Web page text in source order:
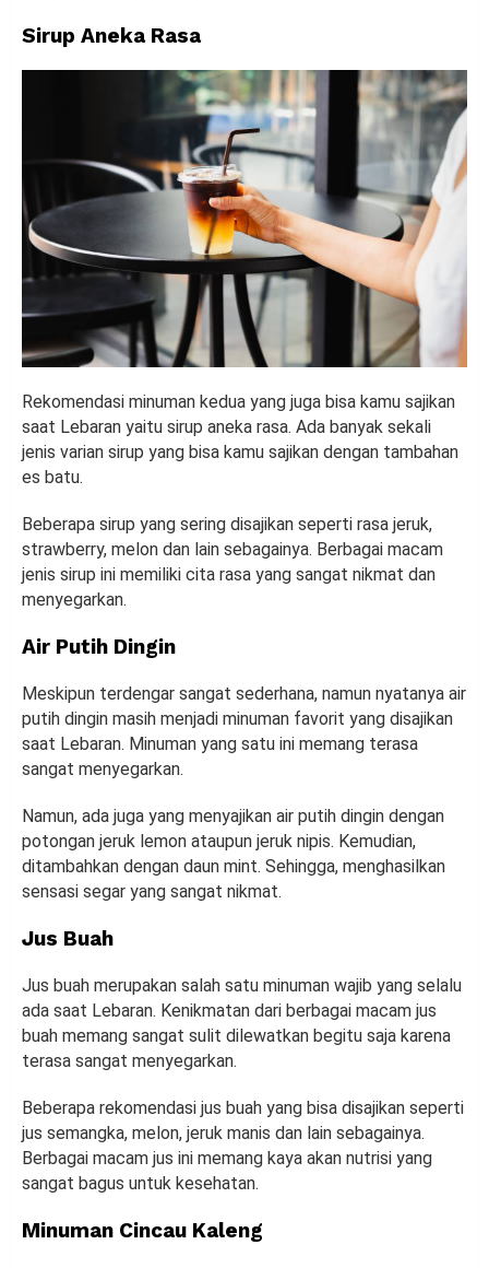
Sirup Aneka Rasa
Rekomendasi minuman kedua yang juga bisa kamu sajikan
saat Lebaran yaitu sirup aneka rasa. Ada banyak sekali
jenis varian sirup yang bisa kamu sajikan dengan tambahan
es batu.
Beberapa sirup yang sering disajikan seperti rasa jeruk,
strawberry, melon dan lain sebagainya. Berbagai macam
jenis sirup ini memiliki cita rasa yang sangat nikmat dan
menyegarkan.
Air Putih Dingin
Meskipun terdengar sangat sederhana, namun nyatanya air
putih dingin masih menjadi minuman favorit yang disajikan
saat Lebaran. Minuman yang satu ini memang terasa
sangat menyegarkan.
Namun, ada juga yang menyajikan air putih dingin dengan
potongan jeruk lemon ataupun jeruk nipis. Kemudian,
ditambahkan dengan daun mint. Sehingga, menghasilkan
sensasi segar yang sangat nikmat.
Jus Buah
Jus buah merupakan salah satu minuman wajib yang selalu
ada saat Lebaran. Kenikmatan dari berbagai macam jus
buah memang sangat sulit dilewatkan begitu saja karena
terasa sangat menyegarkan.
Beberapa rekomendasi jus buah yang bisa disajikan seperti
jus semangka, melon, jeruk manis dan lain sebagainya.
Berbagai macam jus ini memang kaya akan nutrisi yang
sangat bagus untuk kesehatan.
Minuman Cincau Kaleng